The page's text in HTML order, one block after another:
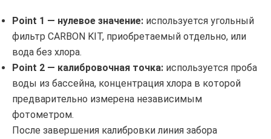
Point 1 — нулевое значение: используется угольный
фильтр CARBON KIT, приобретаемый отдельно, или
вода без хлора.
Point 2 — калибровочная точка: используется проба
воды из бассейна, концентрация хлора в которой
предварительно измерена независимым
фотометром.
После завершения калибровки линия забора